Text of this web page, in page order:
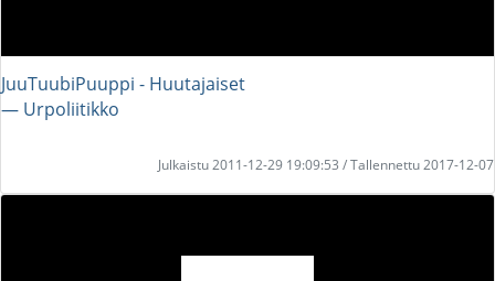
JuuTuubiPuuppi - Huutajaiset
― Urpoliitikko
Julkaistu 2011-12-29 19:09:53 / Tallennettu 2017-12-07